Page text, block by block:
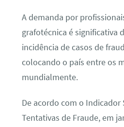
A demanda por
grafotécnica é significativa
incidência de casos de
colocando o país entre os
mundialmente.
De acordo com o Indicador
Tentativas de Fraude, em